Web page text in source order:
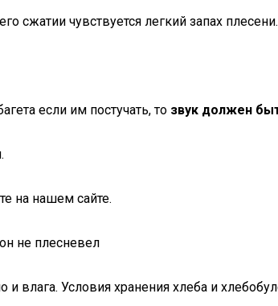
сжатии чувствуется легкий запах
если им постучать, то звук должен
на нашем сайте.
не плесневел
влага. Условия хранения хлеба и